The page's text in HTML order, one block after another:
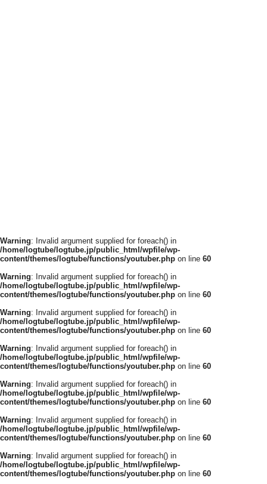
Warning: Invalid argument supplied for foreach() in
/home/logtube/logtube.jp/public_html/wpfile/wp-
content/themes/logtube/functions/youtuber.php on line 60
Warning: Invalid argument supplied for foreach() in
/home/logtube/logtube.jp/public_html/wpfile/wp-
content/themes/logtube/functions/youtuber.php on line 60
Warning: Invalid argument supplied for foreach() in
/home/logtube/logtube.jp/public_html/wpfile/wp-
content/themes/logtube/functions/youtuber.php on line 60
Warning: Invalid argument supplied for foreach() in
/home/logtube/logtube.jp/public_html/wpfile/wp-
content/themes/logtube/functions/youtuber.php on line 60
Warning: Invalid argument supplied for foreach() in
/home/logtube/logtube.jp/public_html/wpfile/wp-
content/themes/logtube/functions/youtuber.php on line 60
Warning: Invalid argument supplied for foreach() in
/home/logtube/logtube.jp/public_html/wpfile/wp-
content/themes/logtube/functions/youtuber.php on line 60
Warning: Invalid argument supplied for foreach() in
/home/logtube/logtube.jp/public_html/wpfile/wp-
content/themes/logtube/functions/youtuber.php on line 60